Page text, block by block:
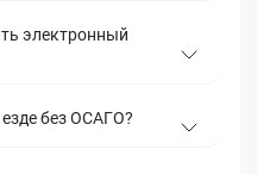
электронный
без ОСАГО?